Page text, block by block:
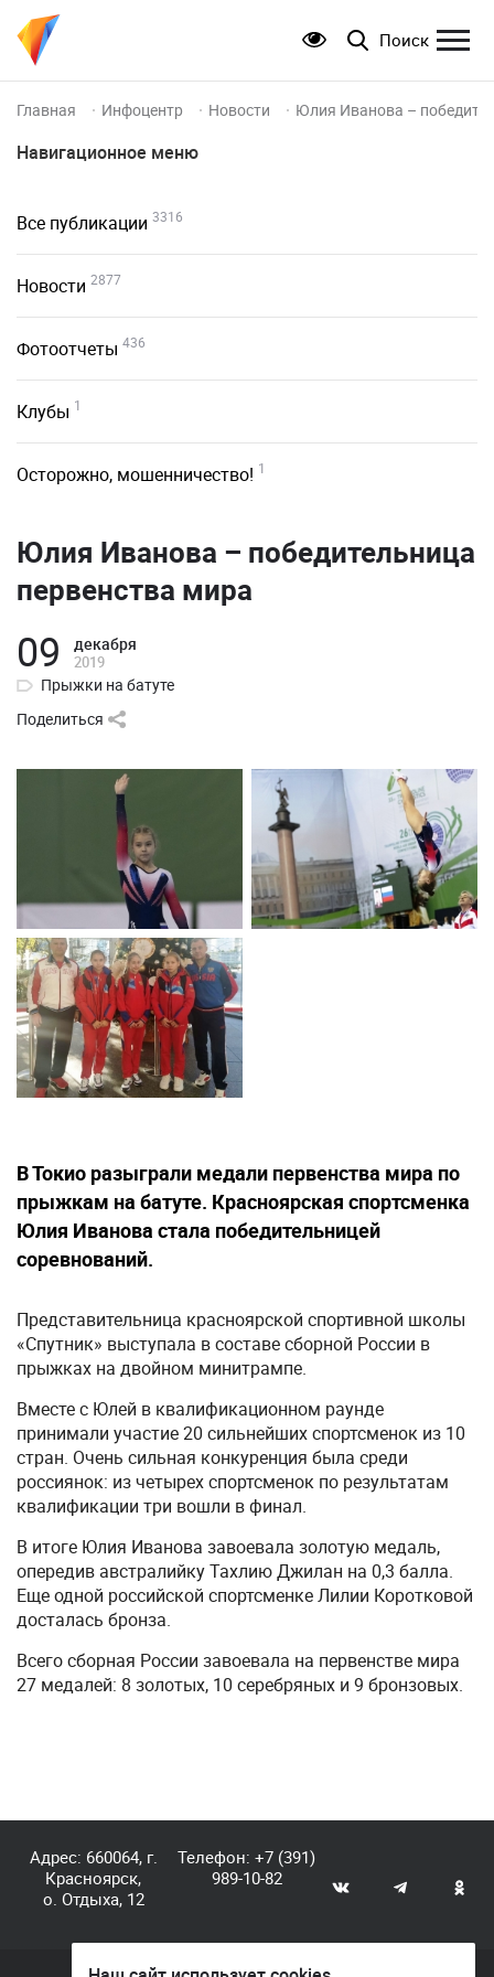
Поиск
Главная Инфоцентр Новости Юлия Иванова –
Навигационное меню
Все публикации 3316
Новости 2877
Фотоотчеты 436
Клубы 1
Осторожно, мошенничество! 1
Юлия Иванова – победительница
первенства мира
09 декабря
2019
Прыжки на батуте
Поделиться
В Токио разыграли медали первенства мира по
прыжкам на батуте. Красноярская спортсменка
Юлия Иванова стала победительницей
соревнований.
Представительница красноярской спортивной школы
«Спутник» выступала в составе сборной России в
прыжках на двойном минитрампе.
Вместе с Юлей в квалификационном раунде
принимали участие 20 сильнейших спортсменок из 10
стран. Очень сильная конкуренция была среди
россиянок: из четырех спортсменок по результатам
квалификации три вошли в финал.
В итоге Юлия Иванова завоевала золотую медаль,
опередив австралийку Тахлию Джилан на 0,3 балла.
Еще одной российской спортсменке Лилии Коротковой
досталась бронза.
Всего сборная России завоевала на первенстве мира
27 медалей: 8 золотых, 10 серебряных и 9 бронзовых.
Адрес: 660064, г.
Красноярск,
о. Отдыха, 12
Телефон:+7 (391)
989-10-82